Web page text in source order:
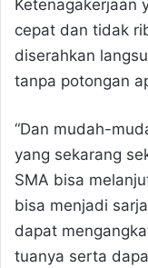
Ketenagakerjaan
cepat dan tidak
diserahkan
tanpa potongan
“Dan mudah-
yang sekarang
SMA bisa
bisa menjadi
dapat
tuanya serta